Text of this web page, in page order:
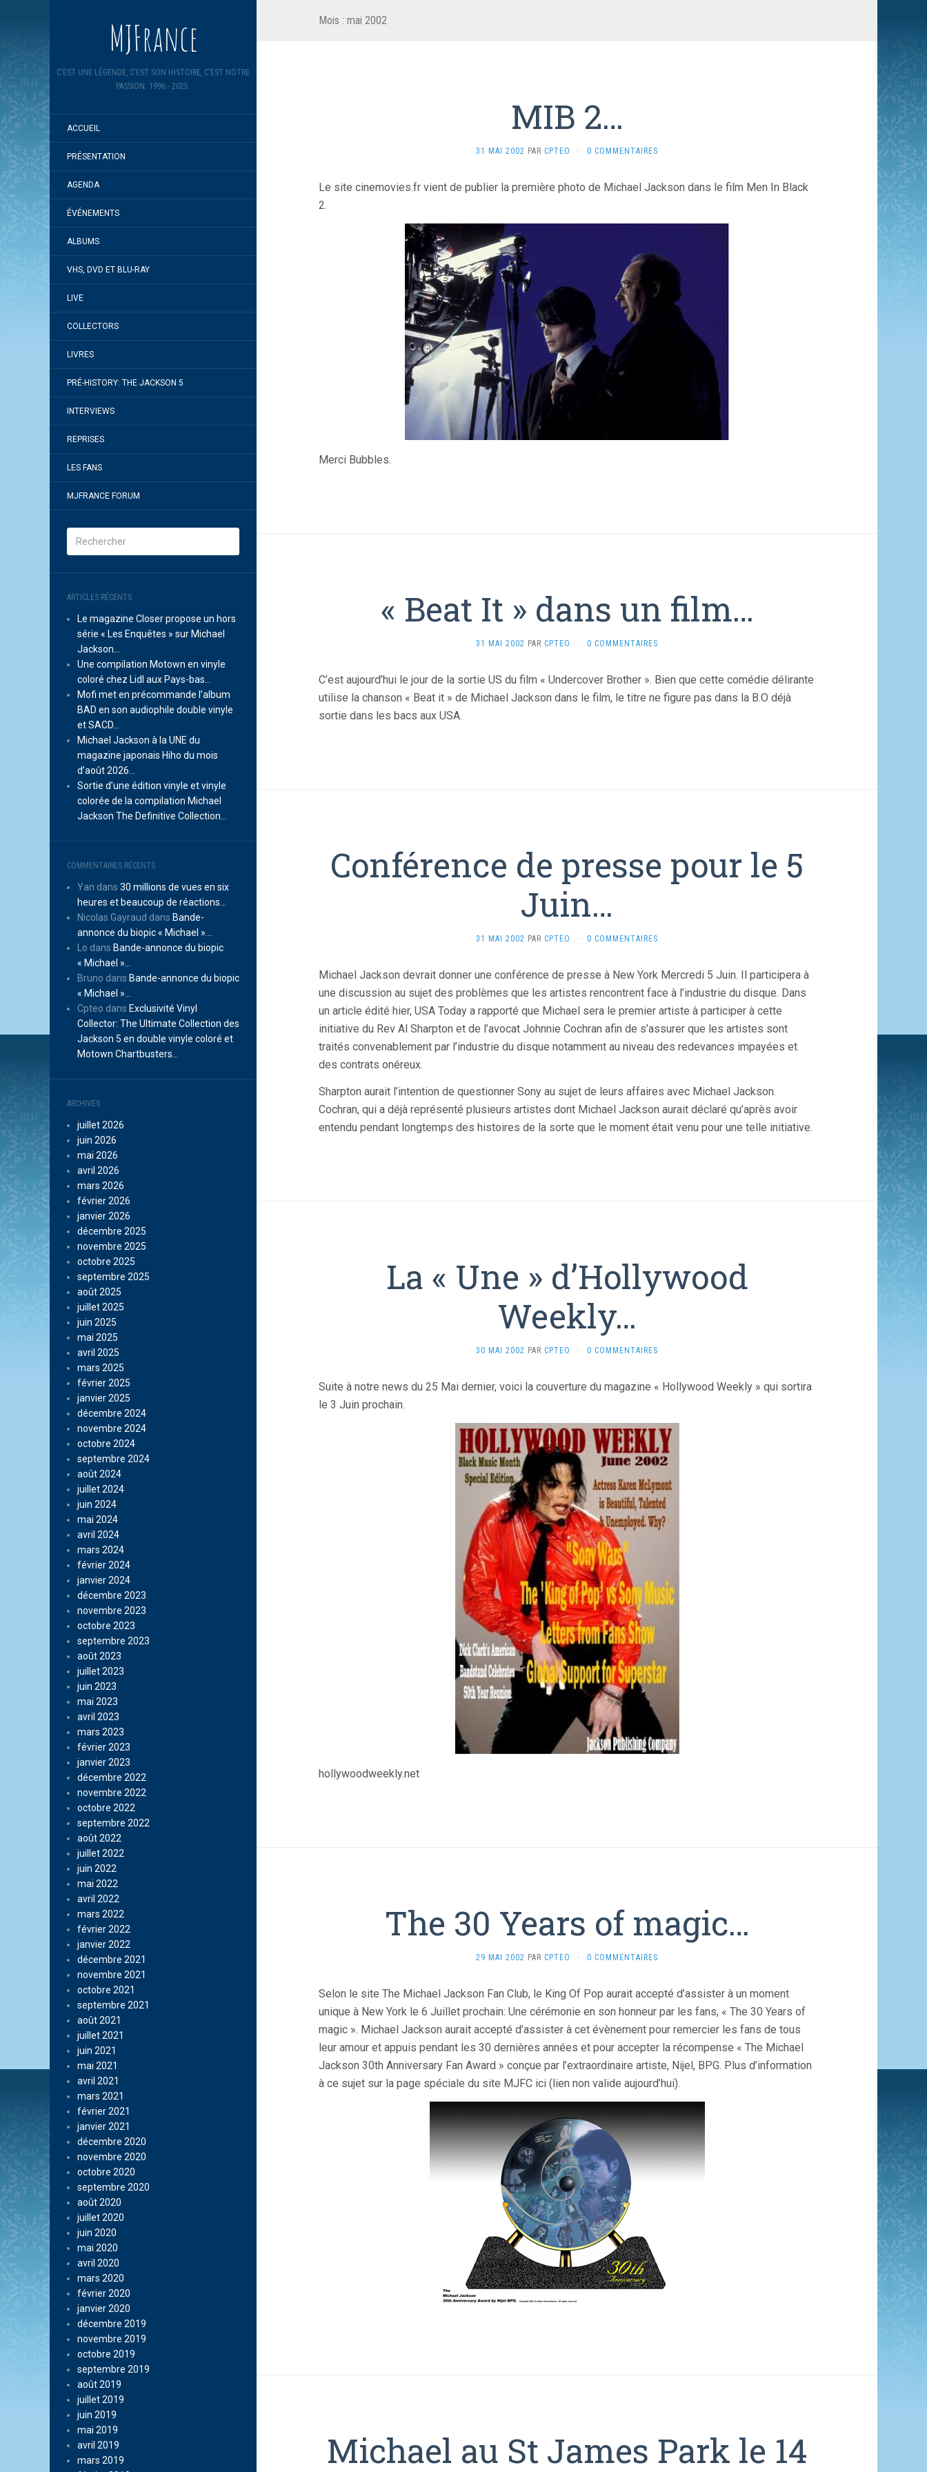
MJFrance
C'EST UNE LÉGENDE, C'EST SON HISTOIRE, C'EST NOTRE
PASSION. 1996 - 2025.
ACCUEIL
PRÉSENTATION
AGENDA
ÉVÉNEMENTS
ALBUMS
VHS, DVD ET BLU-RAY
LIVE
COLLECTORS
LIVRES
PRÉ-HISTORY: THE JACKSON 5
INTERVIEWS
REPRISES
LES FANS
MJFRANCE FORUM
ARTICLES RÉCENTS
Le magazine Closer propose un hors
série « Les Enquêtes » sur Michael
Jackson…
Une compilation Motown en vinyle
coloré chez Lidl aux Pays-bas…
Mofi met en précommande l’album
BAD en son audiophile double vinyle
et SACD…
Michael Jackson à la UNE du
magazine japonais Hiho du mois
d’août 2026…
Sortie d’une édition vinyle et vinyle
colorée de la compilation Michael
Jackson The Definitive Collection…
COMMENTAIRES RÉCENTS
Yan dans 30 millions de vues en six
heures et beaucoup de réactions…
Nicolas Gayraud dans Bande-
annonce du biopic « Michael »…
Lo dans Bande-annonce du biopic
« Michael »…
Bruno dans Bande-annonce du biopic
« Michael »…
Cpteo dans Exclusivité Vinyl
Collector: The Ultimate Collection des
Jackson 5 en double vinyle coloré et
Motown Chartbusters…
ARCHIVES
juillet 2026
juin 2026
mai 2026
avril 2026
mars 2026
février 2026
janvier 2026
décembre 2025
novembre 2025
octobre 2025
septembre 2025
août 2025
juillet 2025
juin 2025
mai 2025
avril 2025
mars 2025
février 2025
janvier 2025
décembre 2024
novembre 2024
octobre 2024
septembre 2024
août 2024
juillet 2024
juin 2024
mai 2024
avril 2024
mars 2024
février 2024
janvier 2024
décembre 2023
novembre 2023
octobre 2023
septembre 2023
août 2023
juillet 2023
juin 2023
mai 2023
avril 2023
mars 2023
février 2023
janvier 2023
décembre 2022
novembre 2022
octobre 2022
septembre 2022
août 2022
juillet 2022
juin 2022
mai 2022
avril 2022
mars 2022
février 2022
janvier 2022
décembre 2021
novembre 2021
octobre 2021
septembre 2021
août 2021
juillet 2021
juin 2021
mai 2021
avril 2021
mars 2021
février 2021
janvier 2021
décembre 2020
novembre 2020
octobre 2020
septembre 2020
août 2020
juillet 2020
juin 2020
mai 2020
avril 2020
mars 2020
février 2020
janvier 2020
décembre 2019
novembre 2019
octobre 2019
septembre 2019
août 2019
juillet 2019
juin 2019
mai 2019
avril 2019
mars 2019
Mois : mai 2002
MIB 2…
31 MAI 2002 PAR CPTEO · 0 COMMENTAIRES
Le site cinemovies.fr vient de publier la première photo de Michael Jackson dans le film Men In Black
2.
Merci Bubbles.
« Beat It » dans un film…
31 MAI 2002 PAR CPTEO · 0 COMMENTAIRES
C’est aujourd’hui le jour de la sortie US du film « Undercover Brother ». Bien que cette comédie délirante
utilise la chanson « Beat it » de Michael Jackson dans le film, le titre ne figure pas dans la B.O déjà
sortie dans les bacs aux USA.
Conférence de presse pour le 5
Juin…
31 MAI 2002 PAR CPTEO · 0 COMMENTAIRES
Michael Jackson devrait donner une conférence de presse à New York Mercredi 5 Juin. Il participera à
une discussion au sujet des problèmes que les artistes rencontrent face à l’industrie du disque. Dans
un article édité hier, USA Today a rapporté que Michael sera le premier artiste à participer à cette
initiative du Rev Al Sharpton et de l’avocat Johnnie Cochran afin de s’assurer que les artistes sont
traités convenablement par l’industrie du disque notamment au niveau des redevances impayées et
des contrats onéreux.
Sharpton aurait l’intention de questionner Sony au sujet de leurs affaires avec Michael Jackson.
Cochran, qui a déjà représenté plusieurs artistes dont Michael Jackson aurait déclaré qu’après avoir
entendu pendant longtemps des histoires de la sorte que le moment était venu pour une telle initiative.
La « Une » d’Hollywood
Weekly…
30 MAI 2002 PAR CPTEO · 0 COMMENTAIRES
Suite à notre news du 25 Mai dernier, voici la couverture du magazine « Hollywood Weekly » qui sortira
le 3 Juin prochain.
hollywoodweekly.net
The 30 Years of magic…
29 MAI 2002 PAR CPTEO · 0 COMMENTAIRES
Selon le site The Michael Jackson Fan Club, le King Of Pop aurait accepté d’assister à un moment
unique à New York le 6 Juillet prochain: Une cérémonie en son honneur par les fans, « The 30 Years of
magic ». Michael Jackson aurait accepté d’assister à cet évènement pour remercier les fans de tous
leur amour et appuis pendant les 30 dernières années et pour accepter la récompense « The Michael
Jackson 30th Anniversary Fan Award » conçue par l’extraordinaire artiste, Nijel, BPG. Plus d’information
à ce sujet sur la page spéciale du site MJFC ici (lien non valide aujourd’hui).
Michael au St James Park le 14